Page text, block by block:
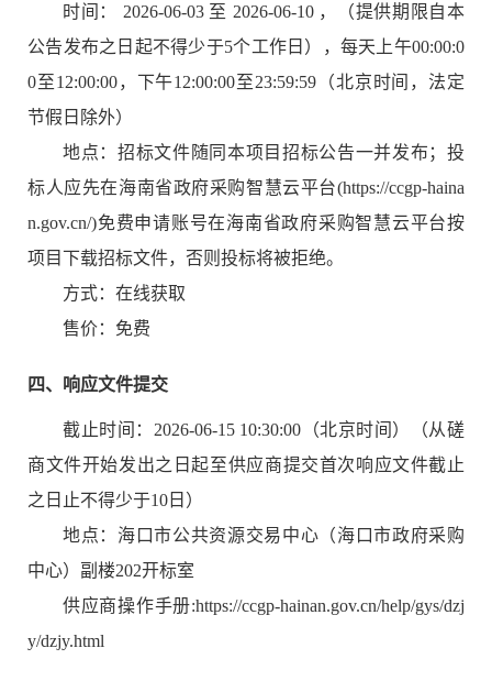
时间： 2026-06-03 至 2026-06-10 ，（提供期限自本
公告发布之日起不得少于5个工作日），每天上午00:00:0
0至12:00:00，下午12:00:00至23:59:59 （北京时间，法定
节假日除外）
地点： 招标文件随同本项目招标公告一并发布；投
标人应先在海南省政府采购智慧云平台(https://ccgp-haina
n.gov.cn/)免费申请账号在海南省政府采购智慧云平台按
项目下载招标文件，否则投标将被拒绝。
方式： 在线获取
售价：免费
四、响应文件提交
截止时间： 2026-06-15 10:30:00 （北京时间）（从磋
商文件开始发出之日起至供应商提交首次响应文件截止
之日止不得少于10日）
地点： 海口市公共资源交易中心（海口市政府采购
中心）副楼202开标室
供应商操作手册:https://ccgp-hainan.gov.cn/help/gys/dzj
y/dzjy.html